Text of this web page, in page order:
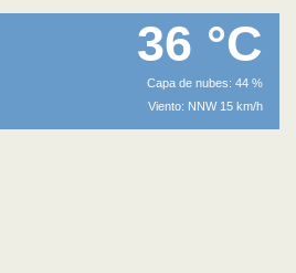
36 °C
Capa de nubes: 44 %
Viento: NNW 15 km/h